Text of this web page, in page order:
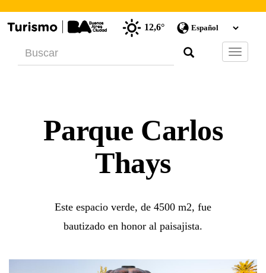
12,6°
Barra
de
Parque Carlos
Thays
Este espacio verde, de 4500 m2, fue
bautizado en honor al paisajista.